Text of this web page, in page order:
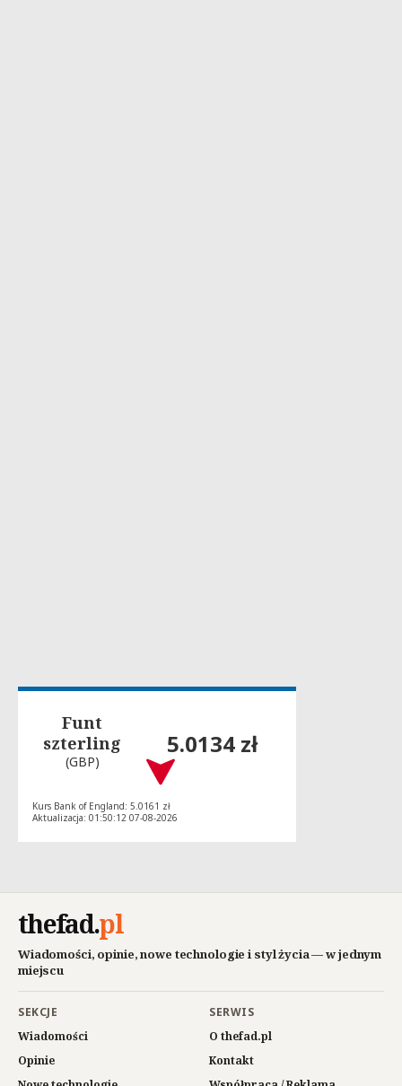
Funt
szterling
(GBP)
5.0134 zł
Kurs Bank of England: 5.0161 zł
Aktualizacja: 01:50:12 07-08-2026
thefad.pl
Wiadomości, opinie, nowe technologie i styl życia — w jednym
miejscu
SEKCJE
Wiadomości
Opinie
SERWIS
O thefad.pl
Kontakt